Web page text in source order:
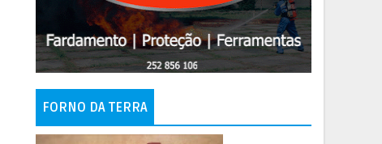
FORNO DA TERRA